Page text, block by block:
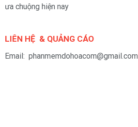
ưa chuộng hiện nay
LIÊN HỆ & QUẢNG CÁO
Email: phanmemdohoacom@gmail.com